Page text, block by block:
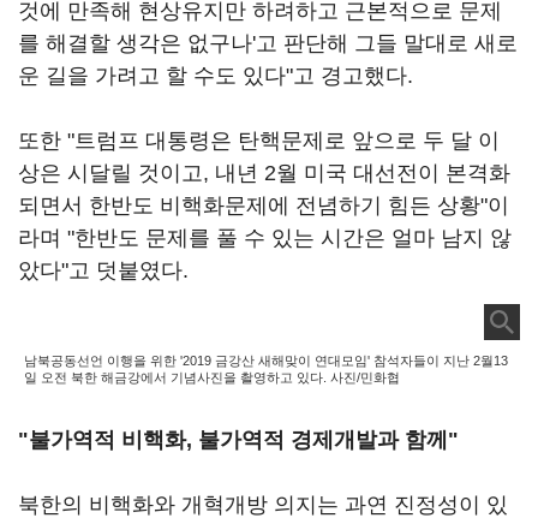
것에 만족해 현상유지만 하려하고 근본적으로 문제
를 해결할 생각은 없구나'고 판단해 그들 말대로 새로
운 길을 가려고 할 수도 있다"고 경고했다.
또한 "트럼프 대통령은 탄핵문제로 앞으로 두 달 이
상은 시달릴 것이고, 내년 2월 미국 대선전이 본격화
되면서 한반도 비핵화문제에 전념하기 힘든 상황"이
라며 "한반도 문제를 풀 수 있는 시간은 얼마 남지 않
았다"고 덧붙였다.
남북공동선언 이행을 위한 '2019 금강산 새해맞이 연대모임' 참석자들이 지난 2월13
일 오전 북한 해금강에서 기념사진을 촬영하고 있다. 사진/민화협
"불가역적 비핵화, 불가역적 경제개발과 함께"
북한의 비핵화와 개혁개방 의지는 과연 진정성이 있